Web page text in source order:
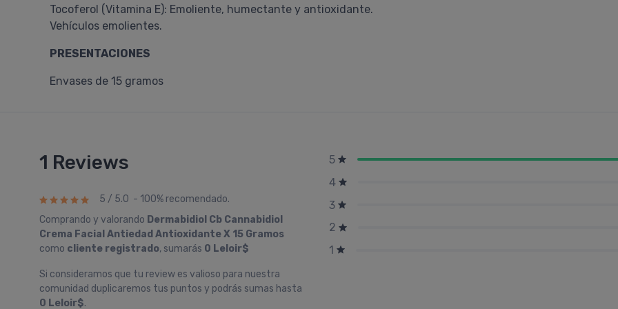
Tocoferol (Vitamina E): Emoliente, humectante y antioxidante.
Vehículos emolientes.
PRESENTACIONES
Envases de 15 gramos
1 Reviews
5 / 5.0 - 100% recomendado.
Comprando y valorando Dermabidiol Cb Cannabidiol
Crema Facial Antiedad Antioxidante X 15 Gramos
como cliente registrado, sumarás 0 Leloir$
Si consideramos que tu review es valioso para nuestra
comunidad duplicaremos tus puntos y podrás sumas hasta
0 Leloir$.
5
4
3
2
1